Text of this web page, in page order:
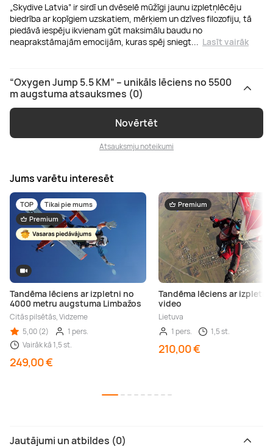
„Skydive Latvia” ir sirdī un dvēselē mūžīgi jaunu izpletņlēcēju
biedrība ar kopīgiem uzskatiem, mērķiem un dzīves filozofiju, tā
piedāvā iespēju ikvienam gūt maksimālu baudu no
neaprakstāmajām emocijām, kuras spēj sniegt... Lasīt vairāk
“Oxygen Jump 5.5 KM” – unikāls lēciens no 5500
m augstuma atsauksmes (0)
Novērtēt
Atsauksmju noteikumi
Jums varētu interesēt
TOP
Tikai pie mums
Premium
Tandēma lēciens ar izpletni no
4000 metru augstuma Limbažos
Citās pilsētās, Vidzeme
5,00 (2)
1 pers.
Vairāk kā 1,5 st.
249,00 €
Premium
Tandēma lēciens ar izpletni
video
Lietuva
1 pers.
1,5 st.
210,00 €
Jautājumi un atbildes (0)